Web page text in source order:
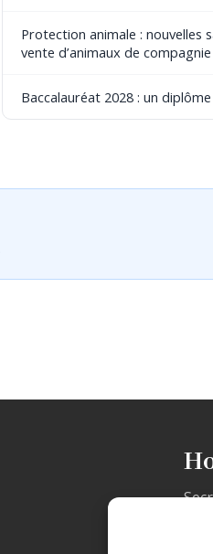
Protection animale : nouvelles
vente d’animaux de compagnie
Baccalauréat 2028 : un